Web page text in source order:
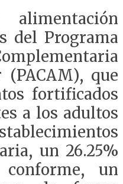
del Programa
que
fortificados
a los adultos
un 26.25%
un